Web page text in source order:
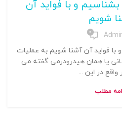
و با فواید آن
شویم
0
با فواید آن آشنا شویم به عملیات
یا همان هیدرودرمی گفته می
واقع در این ...
مطلب